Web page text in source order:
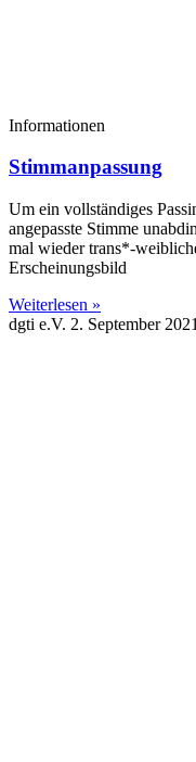
Informationen
Stimmanpassung
Um ein vollständiges
angepasste Stimme
mal wieder trans*-
Erscheinungsbild
Weiterlesen »
dgti e.V. 2. September 2021